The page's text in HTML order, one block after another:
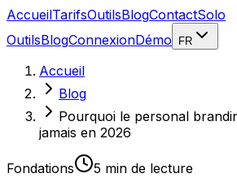
AccueilTarifsOutilsBlogContactSolo
OutilsBlogConnexionDémo FR
Accueil
Blog
Pourquoi le personal
jamais en 2026
Fondations 5 min de lecture